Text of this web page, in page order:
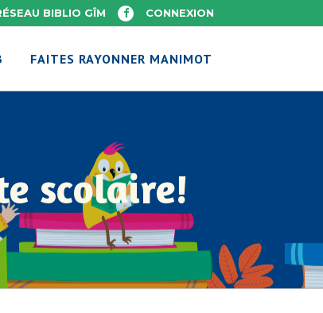
BIBLIO GÎM CONNEXION
FAITES RAYONNER MANIMOT
scolaire!